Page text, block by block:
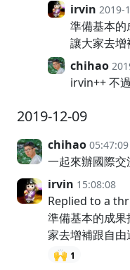
irvin 2019-
準備基本
讓大家去增
chihao
irvin++ 不
2019-12-09
chihao 05:47:09
一起來辦國際
irvin 15:08:08
Replied to a
準備基本的成
家去增補跟自由
🙌 1